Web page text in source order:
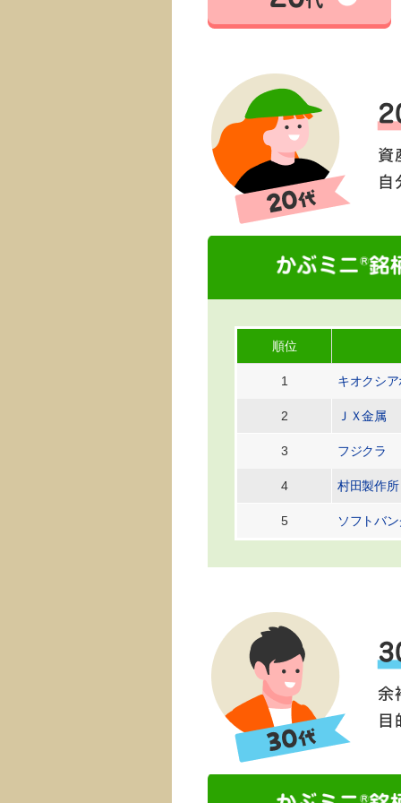
順位
1 キオクシ
2 ＪＸ金属
3 フジクラ
4 村田製作所
5 ソフトバ